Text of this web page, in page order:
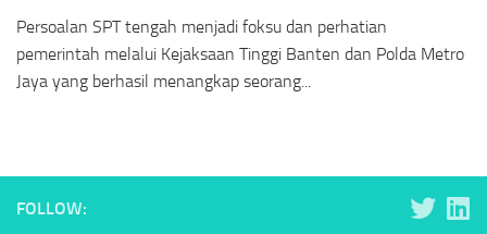
Persoalan SPT tengah menjadi foksu dan perhatian
pemerintah melalui Kejaksaan Tinggi Banten dan Polda Metro
Jaya yang berhasil menangkap seorang...
FOLLOW: